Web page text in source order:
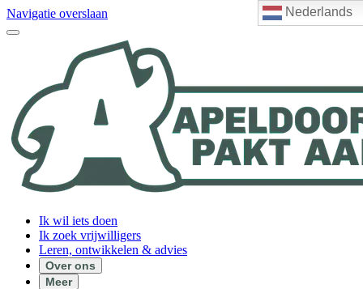
Nederlands
Navigatie overslaan
Ik wil iets doen
Ik zoek vrijwilligers
Leren, ontwikkelen & advies
Over ons
Meer